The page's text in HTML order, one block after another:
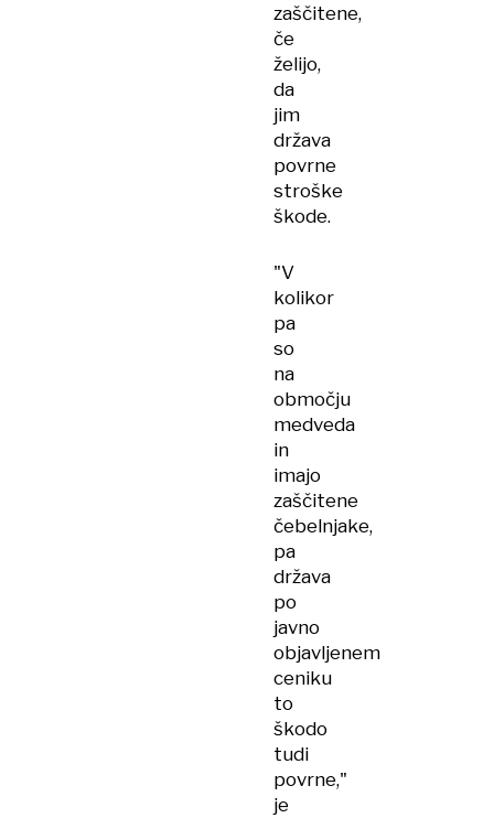
zaščitene,
če
želijo,
da
jim
država
povrne
stroške
škode.
"V
kolikor
pa
so
na
območju
medveda
in
imajo
zaščitene
čebelnjake,
pa
država
po
javno
objavljenem
ceniku
to
škodo
tudi
povrne,"
je